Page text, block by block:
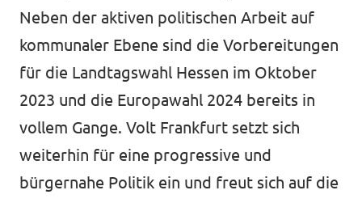
Neben der aktiven politischen Arbeit auf
kommunaler Ebene sind die Vorbereitungen
für die Landtagswahl Hessen im Oktober
2023 und die Europawahl 2024 bereits in
vollem Gange. Volt Frankfurt setzt sich
weiterhin für eine progressive und
bürgernahe Politik ein und freut sich auf die